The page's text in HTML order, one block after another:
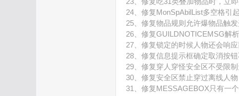
24、修复MonSpAbilList多空格引
25、修复物品规则允许爆物品触
26、修复GUILDNOTICEMSG解
27、修复锁定的时候人物还会响
28、修复信息提示框确定取消按
29、修复穿人穿怪安全区不受限
30、修复安全区禁止穿过离线人
31、修复MESSAGEBOX只有一